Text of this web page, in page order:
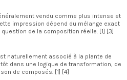
vendu comme plus intense et
impression dépend du mélange exact
de la composition réelle. [1] [3]
naturellement associé à la plante de
dans une logique de transformation, de
de composés. [1] [4]